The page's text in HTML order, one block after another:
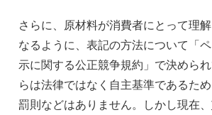
さらに、原材料が消費者にとって理
なるように、表記の方法について「
示に関する公正競争規約」で決めら
らは法律ではなく自主基準であるた
罰則などはありません。しかし現在、